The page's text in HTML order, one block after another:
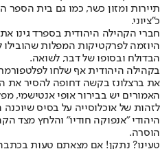
תיירות ומזון כשר, כמו גם בית הספר
כ"ציוני.
חברי הקהילה היהודית בספרד גינו
היוזמה לפרקטיקות המפלות שהובילו
הבדולח ובסופו של דבר, לשואה.
בקהילה היהודית אף שלחו
את ברצלונז בקשה דחופה להסיר את
האמורים יש בבירור אופי אנטישמי,
לזהות של אוכלוסייה על בסיס
היהודי "אנפוקה חודיו" והלחץ מצד
הוסרה.
טעינו? נתקן! אם מצאתם טעות